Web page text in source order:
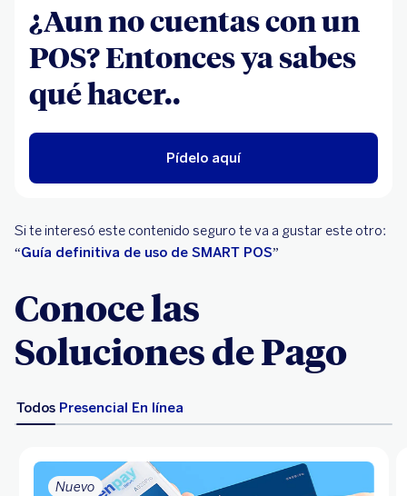
¿Aun no cuentas con un
POS? Entonces ya sabes
qué hacer..
Pídelo aquí
Si te interesó este contenido seguro te va a gustar este otro:
“Guía definitiva de uso de SMART POS”
Conoce las
Soluciones de Pago
Todos Presencial En línea
Nuevo